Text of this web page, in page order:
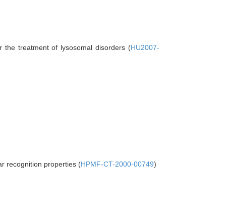
the treatment of lysosomal disorders (HU2007-
recognition properties (HPMF-CT-2000-00749)